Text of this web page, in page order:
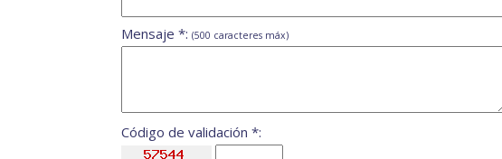
Mensaje *: (500 caracteres máx)
Código de validación *: